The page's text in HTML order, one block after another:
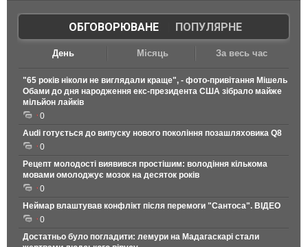
ОБГОВОРЮВАНЕ| ПОПУЛЯРНЕ
День Місяць За весь час
"65 років ніколи не виглядали краще", - фото-привітання Мішель
Обами до дня народження екс-президента США зібрало майже
мільйон лайків
0
Audi готується до випуску нового покоління позашляховика Q8
0
Рецепт молодості виявився простішим: володіння кількома
мовами омолоджує мозок на десяток років
0
Неймар влаштував конфлікт після перемоги "Сантоса". ВІДЕО
0
Достатньо було погладити: лемури на Мадагаскарі стали